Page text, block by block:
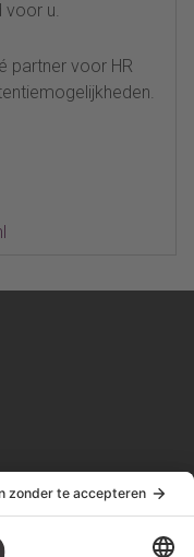
voor u.
partner voor HR